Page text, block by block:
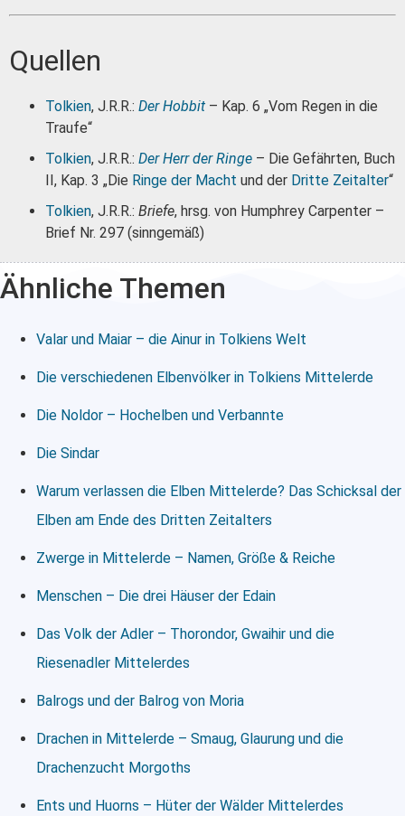
Quellen
Tolkien, J.R.R.: Der Hobbit – Kap. 6 „Vom Regen in die
Traufe“
Tolkien, J.R.R.: Der Herr der Ringe – Die Gefährten, Buch
II, Kap. 3 „Die Ringe der Macht und der Dritte Zeitalter“
Tolkien, J.R.R.: Briefe, hrsg. von Humphrey Carpenter –
Brief Nr. 297 (sinngemäß)
Ähnliche Themen
Valar und Maiar – die Ainur in Tolkiens Welt
Die verschiedenen Elbenvölker in Tolkiens Mittelerde
Die Noldor – Hochelben und Verbannte
Die Sindar
Warum verlassen die Elben Mittelerde? Das Schicksal der
Elben am Ende des Dritten Zeitalters
Zwerge in Mittelerde – Namen, Größe & Reiche
Menschen – Die drei Häuser der Edain
Das Volk der Adler – Thorondor, Gwaihir und die
Riesenadler Mittelerdes
Balrogs und der Balrog von Moria
Drachen in Mittelerde – Smaug, Glaurung und die
Drachenzucht Morgoths
Ents und Huorns – Hüter der Wälder Mittelerdes